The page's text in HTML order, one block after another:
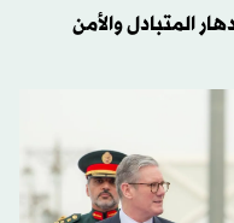
المتبادل والأمن